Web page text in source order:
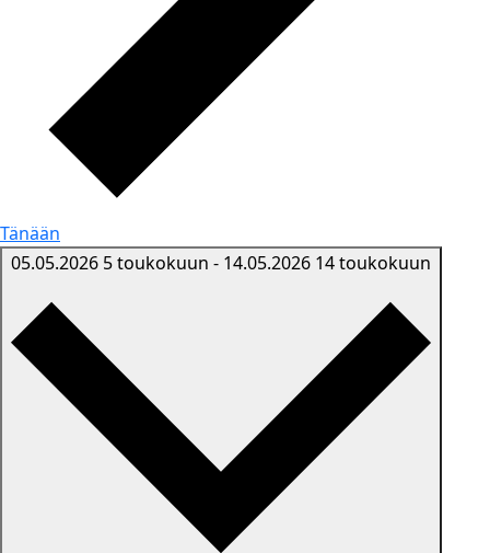
Tänään
05.05.2026 5 toukokuun - 14.05.2026 14 toukokuun